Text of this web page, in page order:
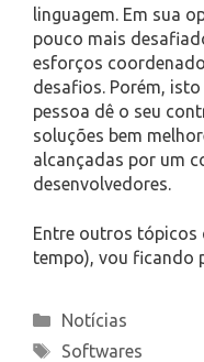
linguagem. Em sua
pouco mais
esforços
desafios. Porém,
pessoa dê o seu
soluções bem
alcançadas por um
desenvolvedores.
Entre outros tópicos
tempo), vou ficando
Categories
Notícias
Tags
Softwares